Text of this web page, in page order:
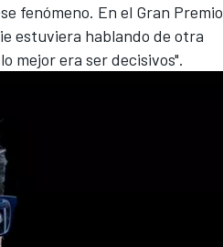
fenómeno. En el Gran Premio
estuviera hablando de otra
mejor era ser decisivos".